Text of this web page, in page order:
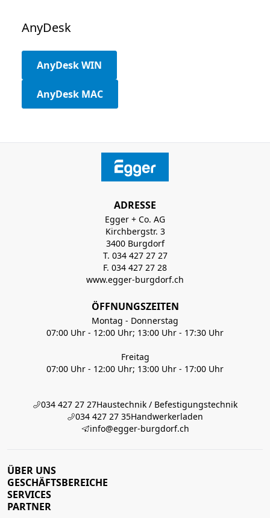
AnyDesk
AnyDesk WIN
AnyDesk MAC
ADRESSE
Egger + Co. AG
Kirchbergstr. 3
3400 Burgdorf
T. 034 427 27 27
F. 034 427 27 28
www.egger-burgdorf.ch
ÖFFNUNGSZEITEN
Montag - Donnerstag
07:00 Uhr - 12:00 Uhr; 13:00 Uhr - 17:30 Uhr
Freitag
07:00 Uhr - 12:00 Uhr; 13:00 Uhr - 17:00 Uhr
034 427 27 27Haustechnik / Befestigungstechnik
034 427 27 35Handwerkerladen
info@egger-burgdorf.ch
ÜBER UNS
GESCHÄFTSBEREICHE
SERVICES
PARTNER